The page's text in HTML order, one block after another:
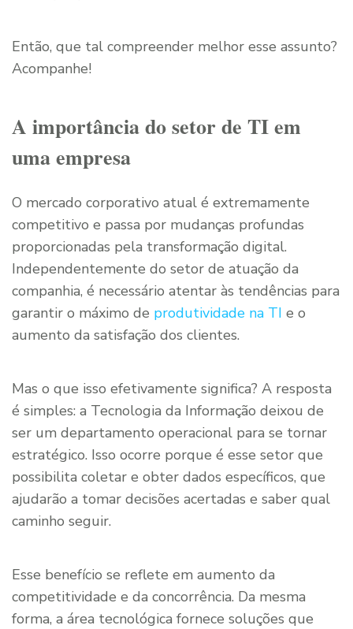
Então, que tal compreender melhor esse assunto?
Acompanhe!
A importância do setor de TI em
uma empresa
O mercado corporativo atual é extremamente
competitivo e passa por mudanças profundas
proporcionadas pela transformação digital.
Independentemente do setor de atuação da
companhia, é necessário atentar às tendências para
garantir o máximo de produtividade na TI e o
aumento da satisfação dos clientes.
Mas o que isso efetivamente significa? A resposta
é simples: a Tecnologia da Informação deixou de
ser um departamento operacional para se tornar
estratégico. Isso ocorre porque é esse setor que
possibilita coletar e obter dados específicos, que
ajudarão a tomar decisões acertadas e saber qual
caminho seguir.
Esse benefício se reflete em aumento da
competitividade e da concorrência. Da mesma
forma, a área tecnológica fornece soluções que